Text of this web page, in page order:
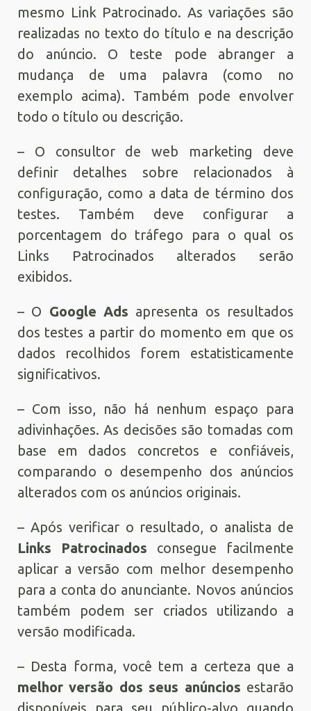
mesmo Link Patrocinado. As variações são
realizadas no texto do título e na descrição
do anúncio. O teste pode abranger a
mudança de uma palavra (como no
exemplo acima). Também pode envolver
todo o título ou descrição.
– O consultor de web marketing deve
definir detalhes sobre relacionados à
configuração, como a data de término dos
testes. Também deve configurar a
porcentagem do tráfego para o qual os
Links Patrocinados alterados serão
exibidos.
– O Google Ads apresenta os resultados
dos testes a partir do momento em que os
dados recolhidos forem estatisticamente
significativos.
– Com isso, não há nenhum espaço para
adivinhações. As decisões são tomadas com
base em dados concretos e confiáveis,
comparando o desempenho dos anúncios
alterados com os anúncios originais.
– Após verificar o resultado, o analista de
Links Patrocinados consegue facilmente
aplicar a versão com melhor desempenho
para a conta do anunciante. Novos anúncios
também podem ser criados utilizando a
versão modificada.
– Desta forma, você tem a certeza que a
melhor versão dos seus anúncios estarão